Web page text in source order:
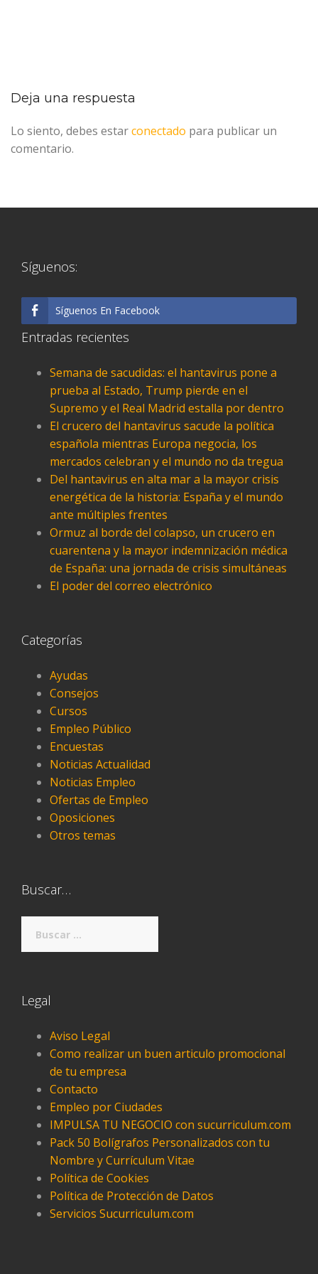
Deja una respuesta
Lo siento, debes estarconectado para publicar un
comentario.
Síguenos:
Síguenos En Facebook
Entradas recientes
Semana de sacudidas: el hantavirus pone a
prueba al Estado, Trump pierde en el
Supremo y el Real Madrid estalla por dentro
El crucero del hantavirus sacude la política
española mientras Europa negocia, los
mercados celebran y el mundo no da tregua
Del hantavirus en alta mar a la mayor crisis
energética de la historia: España y el mundo
ante múltiples frentes
Ormuz al borde del colapso, un crucero en
cuarentena y la mayor indemnización médica
de España: una jornada de crisis simultáneas
El poder del correo electrónico
Categorías
Ayudas
Consejos
Cursos
Empleo Público
Encuestas
Noticias Actualidad
Noticias Empleo
Ofertas de Empleo
Oposiciones
Otros temas
Buscar…
Legal
Aviso Legal
Como realizar un buen articulo promocional
de tu empresa
Contacto
Empleo por Ciudades
IMPULSA TU NEGOCIO con sucurriculum.com
Pack 50 Bolígrafos Personalizados con tu
Nombre y Currículum Vitae
Política de Cookies
Política de Protección de Datos
Servicios Sucurriculum.com